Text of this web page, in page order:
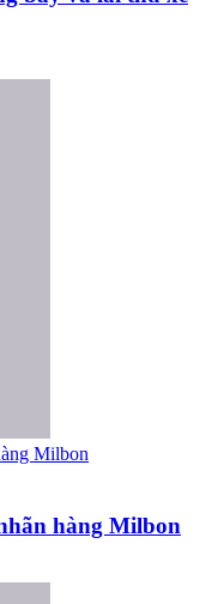
hàng Milbon